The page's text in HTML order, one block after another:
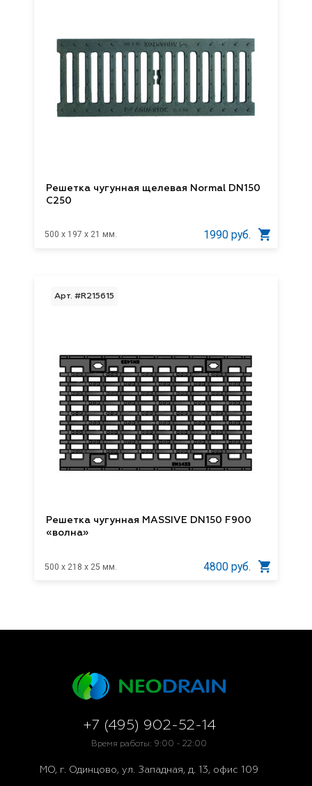
Решетка чугунная щелевая Normal DN150
C250
500 x 197 x 21 мм. 1990 руб.
Арт. #R215615
Решетка чугунная MASSIVE DN150 F900
«волна»
500 x 218 x 25 мм. 4800 руб.
+7 (495) 902-52-14
Время работы: 9:00 - 22:00
МО, г. Одинцово, ул. Западная, д. 13, офис 109